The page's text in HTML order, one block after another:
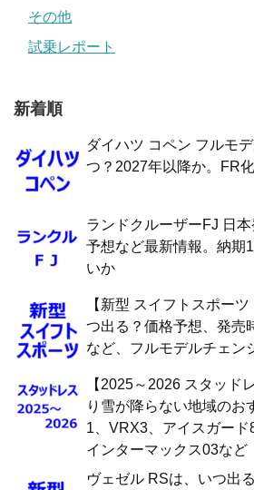
その他
試乗レポート
新着順
ダイハツ コペン フルモ
つ？2027年以降か。FR
ランドクルーザーFJ 日
予想など最新情報。納期
いか
【新型 スイフトスポー
つ出る？価格予想、発売
など、フルモデルチェン
【2025～2026 スタッド
り雪が降らない地域のお
1、VRX3、アイスガード
インターマックス03など
ヴェゼル RSは、いつ出